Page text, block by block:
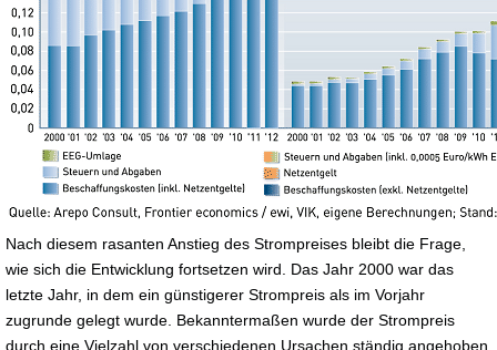
Nach diesem rasanten Anstieg des Strompreises bleibt die Frage,
wie sich die Entwicklung fortsetzen wird. Das Jahr 2000 war das
letzte Jahr, in dem ein günstigerer Strompreis als im Vorjahr
zugrunde gelegt wurde. Bekanntermaßen wurde der Strompreis
durch eine Vielzahl von verschiedenen Ursachen ständig angehoben